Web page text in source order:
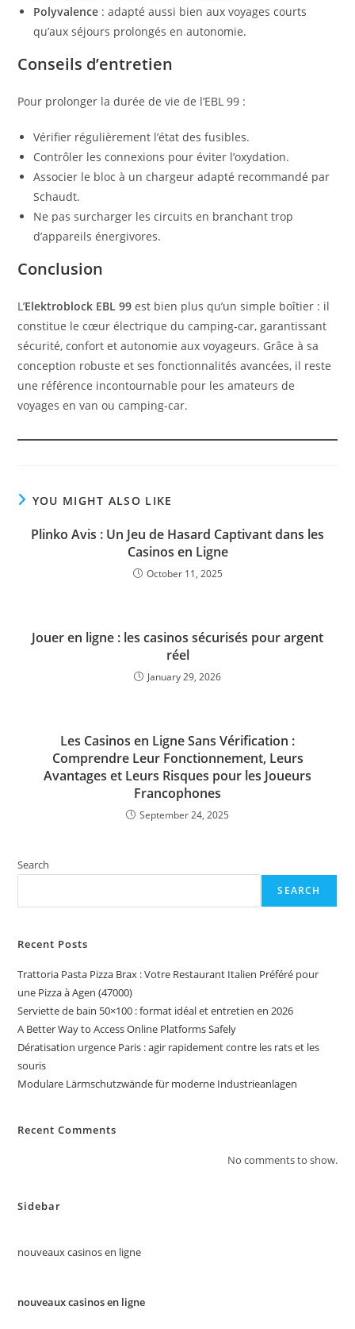
Polyvalence : adapté aussi bien aux voyages courts
qu’aux séjours prolongés en autonomie.
Conseils d’entretien
Pour prolonger la durée de vie de l’EBL 99 :
Vérifier régulièrement l’état des fusibles.
Contrôler les connexions pour éviter l’oxydation.
Associer le bloc à un chargeur adapté recommandé par
Schaudt.
Ne pas surcharger les circuits en branchant trop
d’appareils énergivores.
Conclusion
L’Elektroblock EBL 99 est bien plus qu’un simple boîtier : il
constitue le cœur électrique du camping-car, garantissant
sécurité, confort et autonomie aux voyageurs. Grâce à sa
conception robuste et ses fonctionnalités avancées, il reste
une référence incontournable pour les amateurs de
voyages en van ou camping-car.
YOU MIGHT ALSO LIKE
Plinko Avis : Un Jeu de Hasard Captivant dans les
Casinos en Ligne
October 11, 2025
Jouer en ligne : les casinos sécurisés pour argent
réel
January 29, 2026
Les Casinos en Ligne Sans Vérification :
Comprendre Leur Fonctionnement, Leurs
Avantages et Leurs Risques pour les Joueurs
Francophones
September 24, 2025
Search
SEARCH
Recent Posts
Trattoria Pasta Pizza Brax : Votre Restaurant Italien Préféré pour
une Pizza à Agen (47000)
Serviette de bain 50×100 : format idéal et entretien en 2026
A Better Way to Access Online Platforms Safely
Dératisation urgence Paris : agir rapidement contre les rats et les
souris
Modulare Lärmschutzwände für moderne Industrieanlagen
Recent Comments
No comments to show.
Sidebar
nouveaux casinos en ligne
nouveaux casinos en ligne